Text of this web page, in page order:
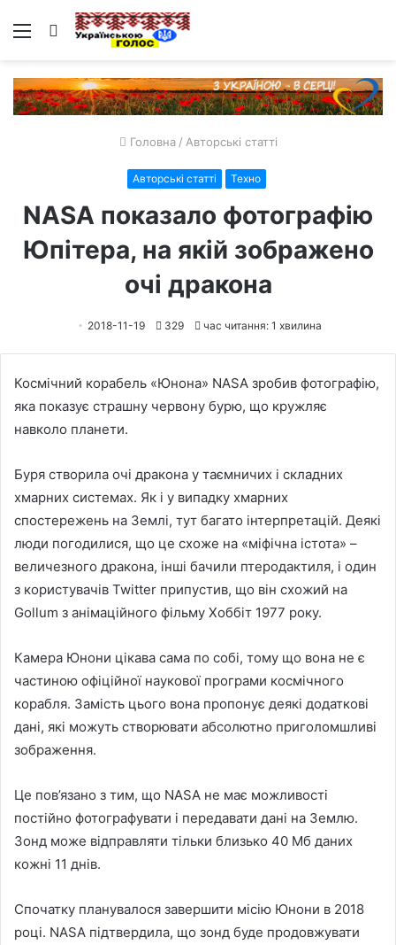
Меню Пошук
Головна / Авторські статті
Авторські статті Техно
NASA показало фотографію
Юпітера, на якій зображено
очі дракона
2018-11-19 329 час читання: 1 хвилина
Космічний корабель «Юнона» NASA зробив фотографію,
яка показує страшну червону бурю, що кружляє
навколо планети.
Буря створила очі дракона у таємничих і складних
хмарних системах. Як і у випадку хмарних
спостережень на Землі, тут багато інтерпретацій. Деякі
люди погодилися, що це схоже на «міфічна істота» –
величезного дракона, інші бачили птеродактиля, і один
з користувачів Twitter припустив, що він схожий на
Gollum з анімаційного фільму Хоббіт 1977 року.
Камера Юнони цікава сама по собі, тому що вона не є
частиною офіційної наукової програми космічного
корабля. Замість цього вона пропонує деякі додаткові
дані, які можуть створювати абсолютно приголомшливі
зображення.
Це пов’язано з тим, що NASA не має можливості
постійно фотографувати і передавати дані на Землю.
Зонд може відправляти тільки близько 40 Мб даних
кожні 11 днів.
Спочатку планувалося завершити місію Юнони в 2018
році. NASA підтвердила, що зонд буде продовжувати